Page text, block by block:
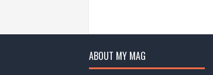
ABOUT MY MAG